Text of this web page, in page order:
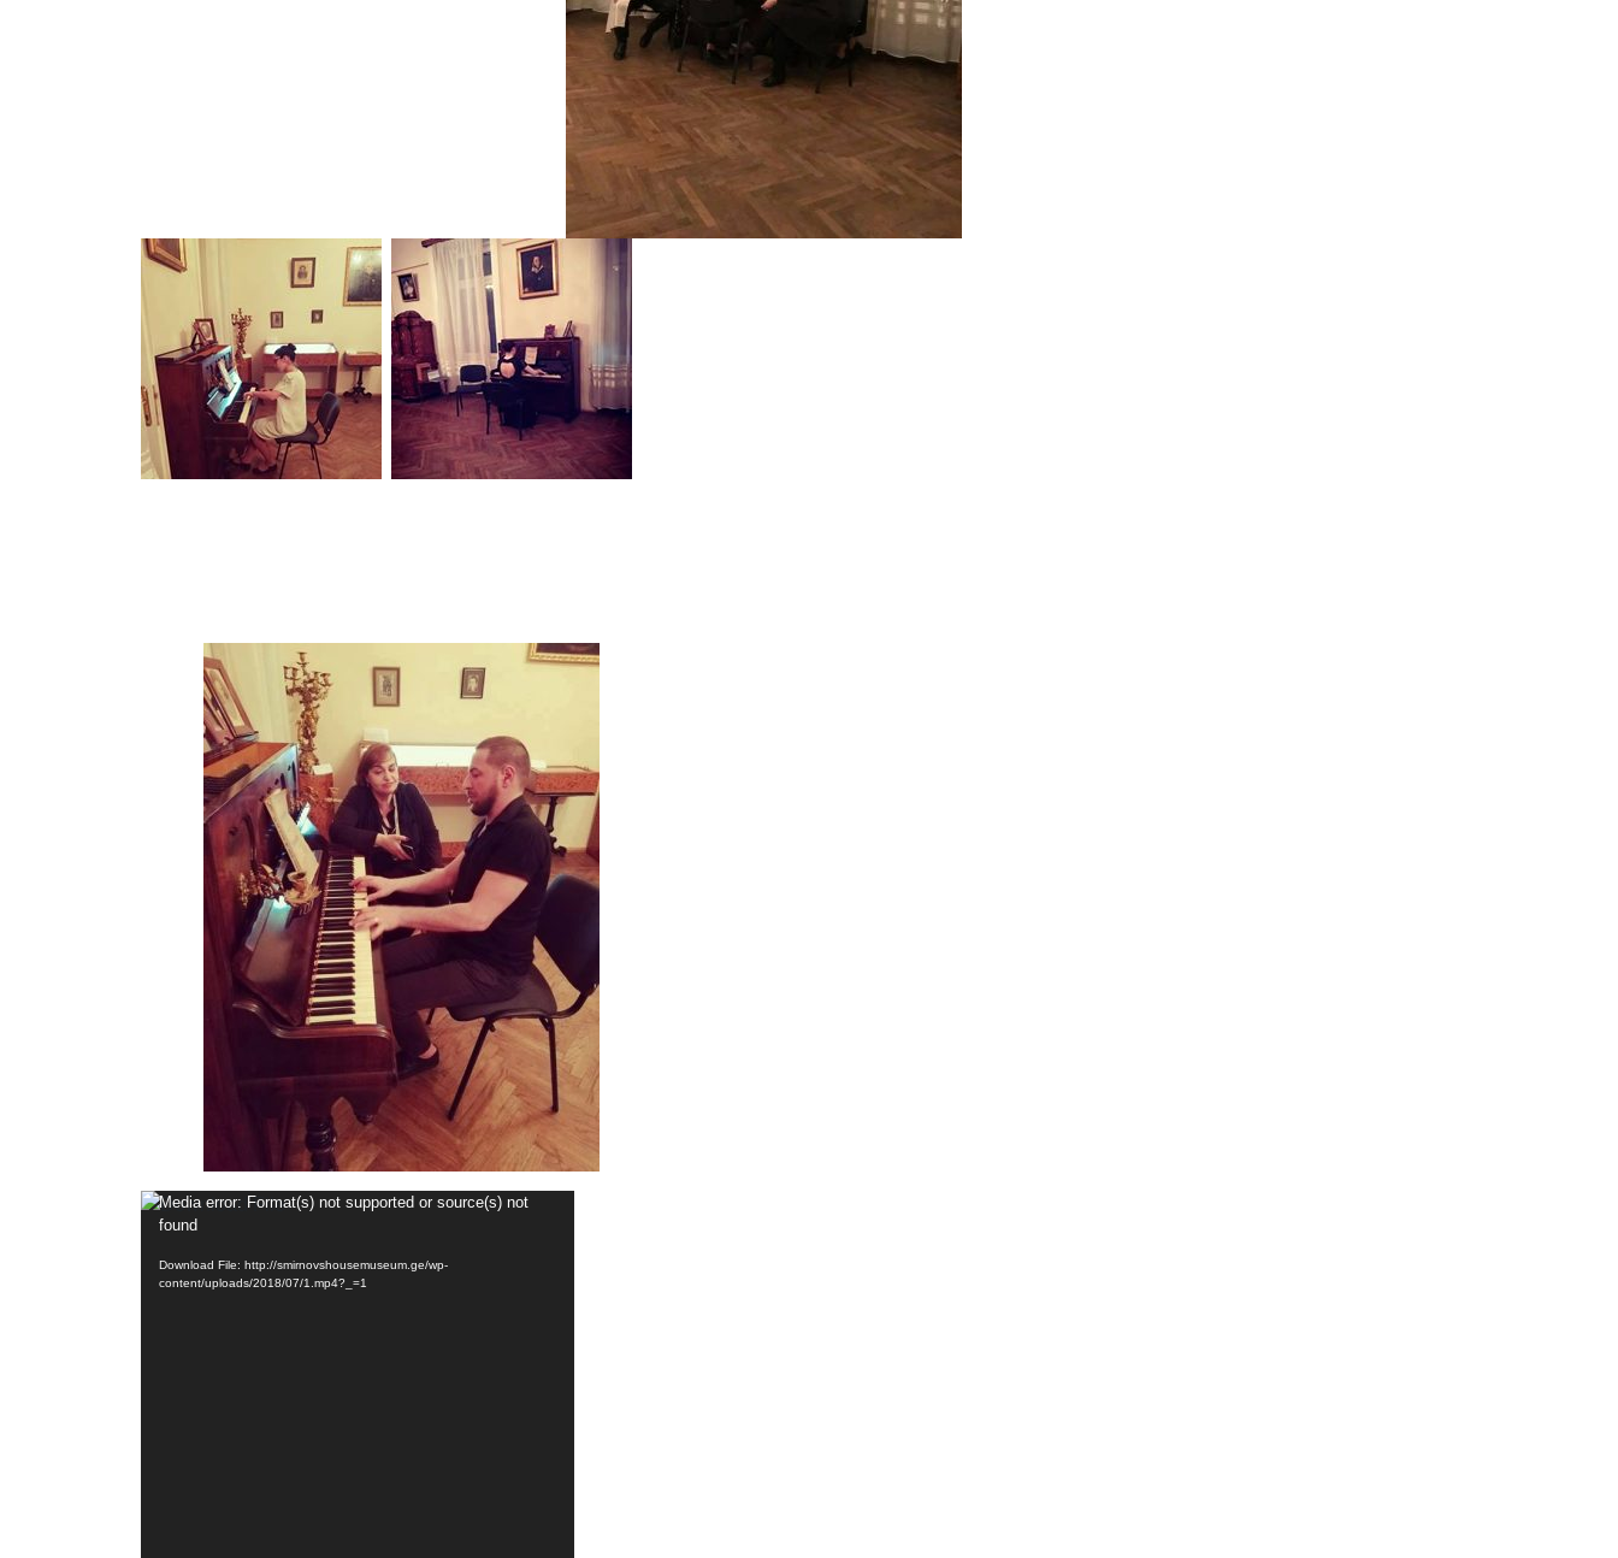
ვიდეო
დამკვრელი
Media error: Format(s) not supported or source(s) not
found
Download File: http://smirnovshousemuseum.ge/wp-
content/uploads/2018/07/1.mp4?_=1